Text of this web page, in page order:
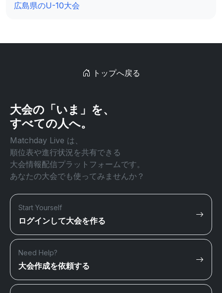
広島県のU-10大会
トップへ戻る
大会の「いま」を、
すべての人へ。
Matchday Live は、
順位表や進行状況を共有できる
大会情報配信プラットフォームです。
あなたの大会でも使ってみませんか？
Start Yourself
ログインして大会を作る
Need Help?
大会作成を依頼する